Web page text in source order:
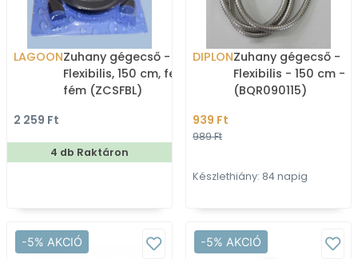
LAGOONZuhany gégecső -
Flexibilis, 150 cm, fekete
fém (ZCSFBL)
2 259 Ft
4 db Raktáron
DIPLONZuhany gégecső -
Flexibilis - 150 cm -
(BQR090115)
939 Ft
989 Ft
Készlethiány: 84 napig
-5% AKCIÓ -5% AKCIÓ